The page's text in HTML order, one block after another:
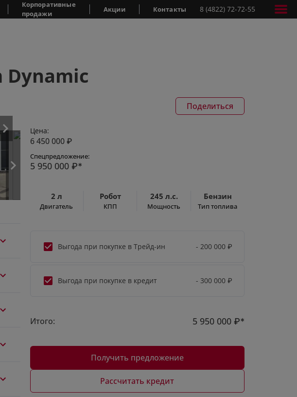
Корпоративные
продажи
Акции Контакты 8 (4822) 72-72-55
Dynamic
Поделиться
Цена:
6 450 000 ₽
Спецпредложение:
5 950 000 ₽*
2 л
Двигатель
Робот
КПП
245 л.с.
Мощность
Бензин
Тип топлива
Выгода при покупке в Трейд-ин - 200 000 ₽
Выгода при покупке в кредит - 300 000 ₽
Итого: 5 950 000 ₽*
Получить предложение
Рассчитать кредит